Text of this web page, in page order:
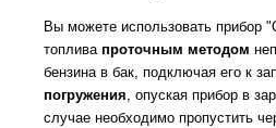
Вы можете использовать прибор
топлива проточным методом
бензина в бак, подключая его к
погружения, опуская прибор в
случае необходимо пропустить